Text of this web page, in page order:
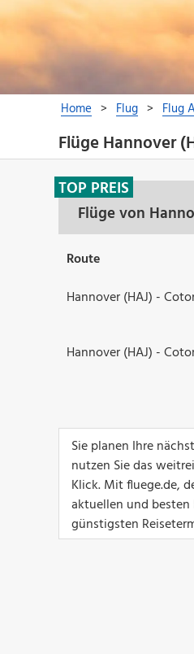
Flüge Hannover
Flüge von
TOP PREIS
Route
Hannover (HAJ) -
Hannover (HAJ) -
Sie planen Ihre
nutzen Sie das
Klick. Mit fluege.de,
aktuellen und
günstigsten